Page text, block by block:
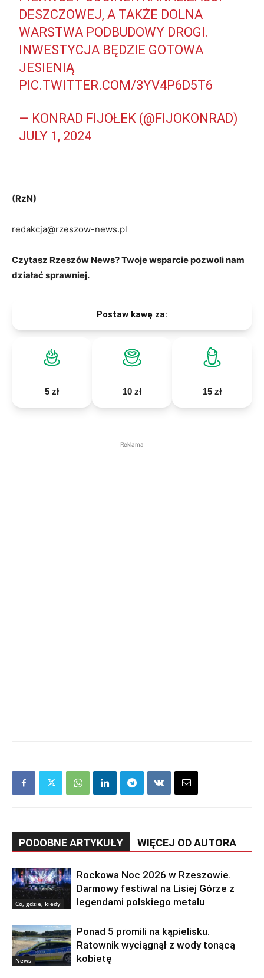
DESZCZOWEJ, A TAKŻE DOLNA
WARSTWA PODBUDOWY DROGI.
INWESTYCJA BĘDZIE GOTOWA
JESIENIĄ
PIC.TWITTER.COM/3YV4P6D5T6
— KONRAD FIJOŁEK (@FIJOKONRAD)
JULY 1, 2024
(RzN)
redakcja@rzeszow-news.pl
Czytasz Rzeszów News? Twoje wsparcie pozwoli nam
działać sprawniej.
Postaw kawę za:
5 zł 10 zł 15 zł
Reklama
PODOBNE ARTYKUŁY WIĘCEJ OD AUTORA
Co, gdzie, kiedy
Rockowa Noc 2026 w Rzeszowie.
Darmowy festiwal na Lisiej Górze z
legendami polskiego metalu
News
Ponad 5 promili na kąpielisku.
Ratownik wyciągnął z wody tonącą
kobietę